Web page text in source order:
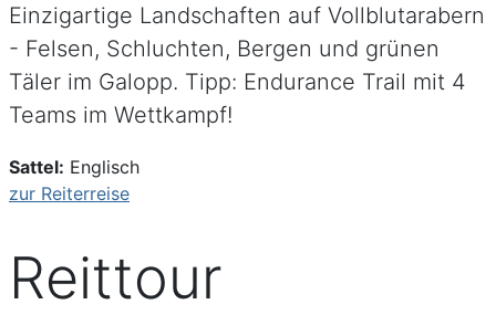
Einzigartige Landschaften auf Vollblutarabern
- Felsen, Schluchten, Bergen und grünen
Täler im Galopp. Tipp: Endurance Trail mit 4
Teams im Wettkampf!
Sattel: Englisch
zur Reiterreise
Reittour